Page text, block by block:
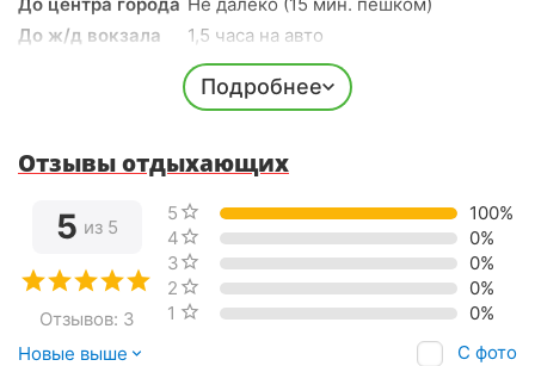
До ж/д вокзала
1,5 часа на авто
2 часа на авто
34.153548
Подробнее
Отзывы отдыхающих
5 из 5
Отзывов: 3
5 звёзд
100%
4 звезды
0%
3 звезды
0%
2 звезды
0%
1 звезда
0%
Новые выше
С фото